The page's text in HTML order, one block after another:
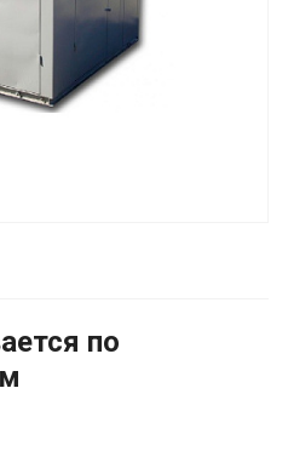
по